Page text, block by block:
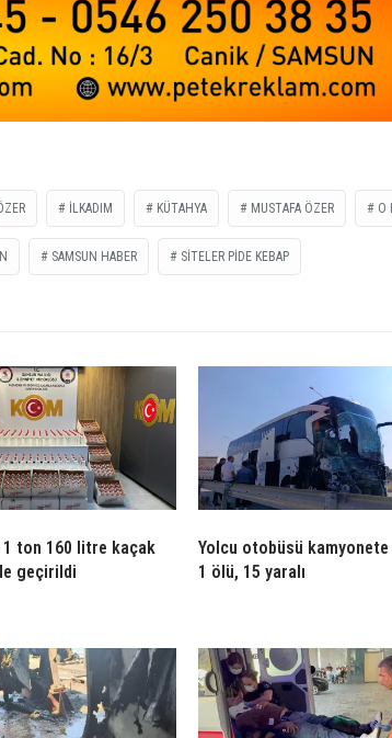
İLKADIM KÜTAHYA MUSTAFA ÖZER O
SAMSUN HABER SİTELER PİDE KEBAP
1 ton 160 litre kaçak
geçirildi
Yolcu otobüsü kamyonete
1 ölü, 15 yaralı